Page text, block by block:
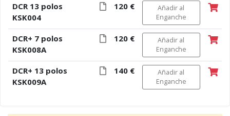
DCR 13 polos
KSK004
120 €
Añadir al
Enganche
DCR+ 7 polos
KSK008A
120 €
Añadir al
Enganche
DCR+ 13 polos
KSK009A
140 €
Añadir al
Enganche